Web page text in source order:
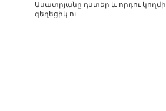
Ասատրյանը դստեր և որդու
գեղեցիկ ու